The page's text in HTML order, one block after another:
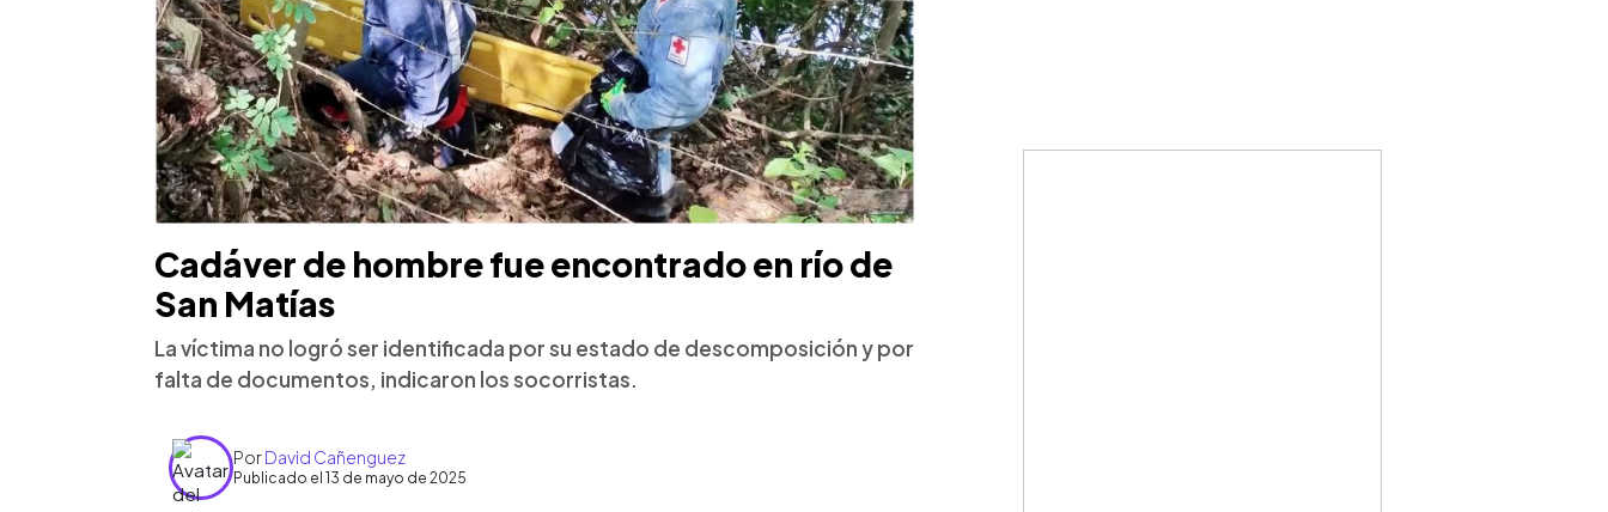
Cadáver de hombre fue encontrado en río de
San Matías
La víctima no logró ser identificada por su estado de descomposición y por
falta de documentos, indicaron los socorristas.
PorDavid Cañenguez
Publicado el 13 de mayo de 2025